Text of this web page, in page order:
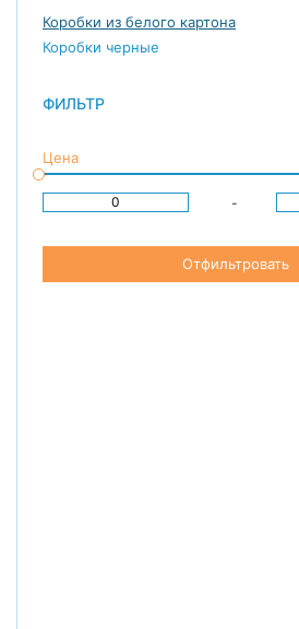
Коробки из белого картона
Коробки черные
ФИЛЬТР
Цена
-
Отфильтровать